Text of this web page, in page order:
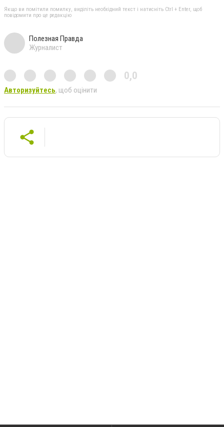
Якщо ви помітили помилку, виділіть необхідний текст і натисніть Ctrl + Enter, щоб
повідомити про це редакцію
Полезная Правда
Журналист
0,0
Авторизуйтесь, щоб оцінити